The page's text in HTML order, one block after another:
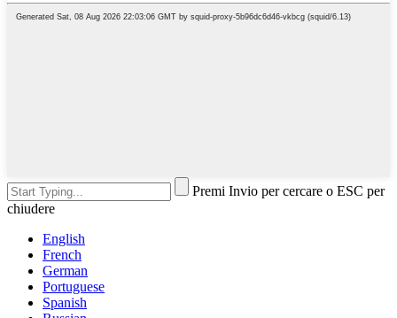
Premi Invio per cercare o ESC per
chiudere
English
French
German
Portuguese
Spanish